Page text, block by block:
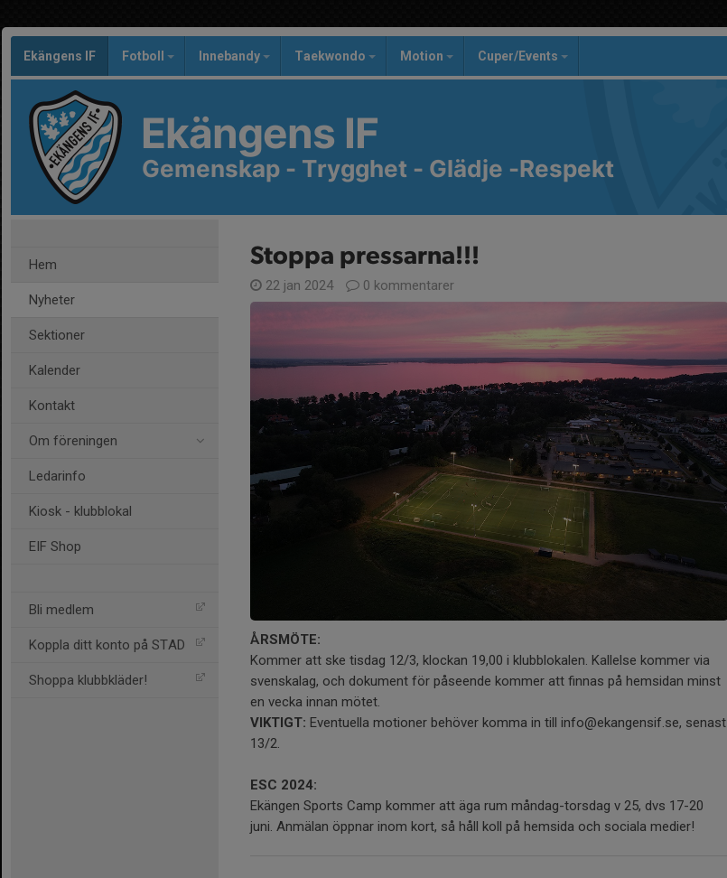
Ekängens IF Fotboll Innebandy Taekwondo Motion Cuper/Events
Ekängens IF
Gemenskap - Trygghet - Glädje -Respekt
Hem
Nyheter
Sektioner
Kalender
Kontakt
Om föreningen
Ledarinfo
Kiosk - klubblokal
EIF Shop
Bli medlem
Koppla ditt konto på STAD
Shoppa klubbkläder!
Stoppa pressarna!!!
22 jan 2024 0 kommentarer
ÅRSMÖTE:
Kommer att ske tisdag 12/3, klockan 19,00 i klubblokalen. Kallelse kommer via
svenskalag, och dokument för påseende kommer att finnas på hemsidan minst
en vecka innan mötet.
VIKTIGT: Eventuella motioner behöver komma in till info@ekangensif.se, senast
13/2.
ESC 2024:
Ekängen Sports Camp kommer att äga rum måndag-torsdag v 25, dvs 17-20
juni. Anmälan öppnar inom kort, så håll koll på hemsida och sociala medier!